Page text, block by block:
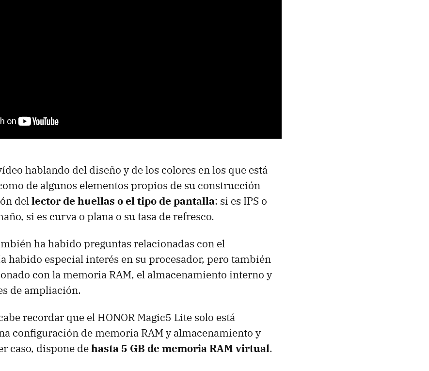
hablando del diseño y de los colores en los que está
de algunos elementos propios de su construcción
dellector de huellas o el tipo de pantalla: si es IPS o
si es curva o plana o su tasa de refresco.
ha habido preguntas relacionadas con el
habido especial interés en su procesador, pero también
con la memoria RAM, el almacenamiento interno y
de ampliación.
recordar que el HONOR Magic5 Lite solo está
configuración de memoria RAM y almacenamiento y
caso, dispone dehasta 5 GB de memoria RAM virtual.